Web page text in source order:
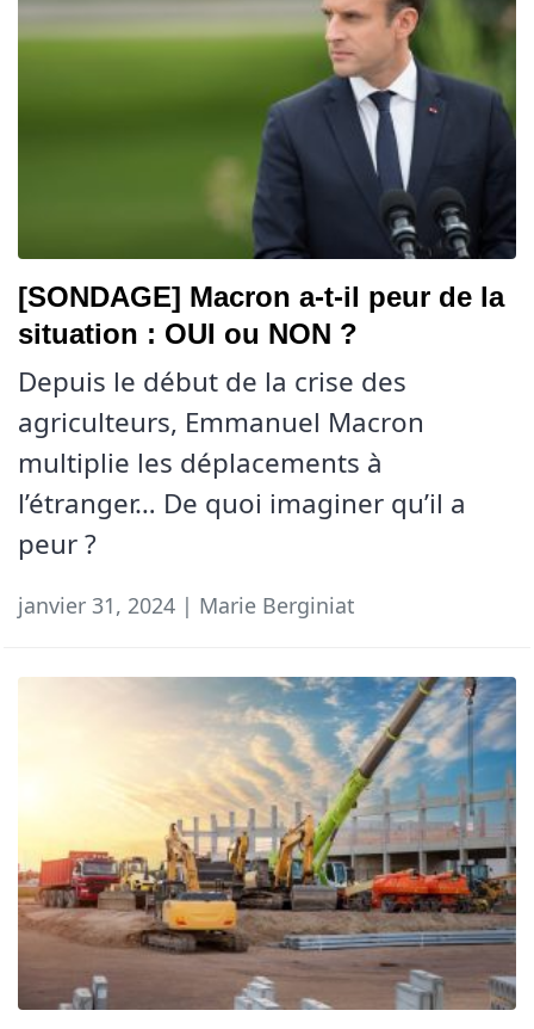
[SONDAGE] Macron a-t-il peur de la
situation : OUI ou NON ?
Depuis le début de la crise des
agriculteurs, Emmanuel Macron
multiplie les déplacements à
l’étranger… De quoi imaginer qu’il a
peur ?
janvier 31, 2024 | Marie Berginiat